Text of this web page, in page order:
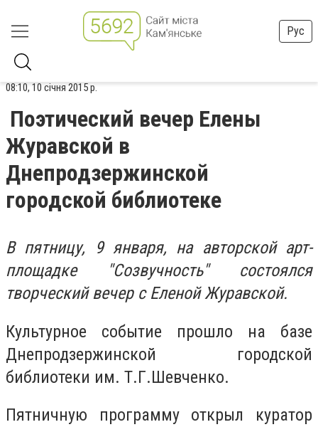
Рус
08:10, 10 січня 2015 р.
Поэтический вечер Елены
Журавской в
Днепродзержинской
городской библиотеке
В пятницу, 9 января, на авторской арт-
площадке "Созвучность" состоялся
творческий вечер с Еленой Журавской.
Культурное событие прошло на базе
Днепродзержинской городской
библиотеки им. Т.Г.Шевченко.
Пятничную программу открыл куратор